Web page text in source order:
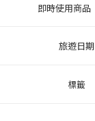
即時使用商品
旅遊日期
標籤